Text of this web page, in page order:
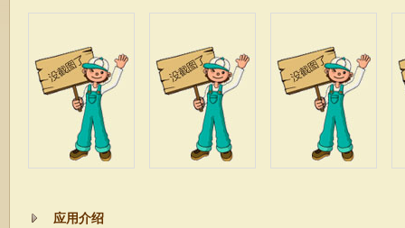
应用介绍